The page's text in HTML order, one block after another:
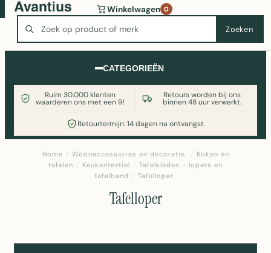
Zoeken
Winkelwagen 0
CATEGORIEËN
Ruim 30.000 klanten
waarderen ons met een 9!
Retours worden bij ons
binnen 48 uur verwerkt.
Retourtermijn: 14 dagen na ontvangst.
Wasmachine of koelkast nodig? Vergelijk alle prijzen op
Witgoedaanbod.nl
Home / Woonaccessoires en decoratie / Koken en
tafelen / Keukentextiel / Tafelkleden - lopers en
tafelband / Tafelloper
Tafelloper